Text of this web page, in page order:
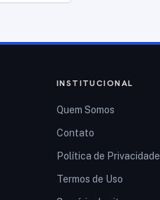
INSTITUCIONAL
Quem Somos
Contato
Política de Privacidade
Termos de Uso